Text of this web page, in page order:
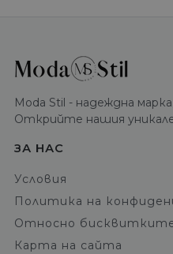
Moda Stil - надеждна
Открийте нашия
ЗА НАС
Условия
Политика на
Относно
Карта на сайта